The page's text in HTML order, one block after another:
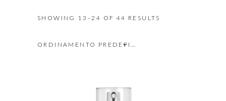
SHOWING 13–24 OF 44 RESULTS
ORDINAMENTO PREDEFINITO